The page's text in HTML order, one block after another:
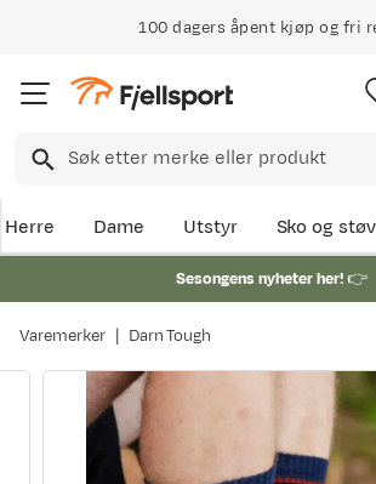
100 dagers åpent kjøp og fri
Herre Dame Utstyr Sko og
Sesongens nyheter her!👉
Varemerker Darn Tough